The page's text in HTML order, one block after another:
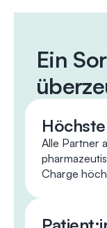
Ein
Alle Partner
Charge